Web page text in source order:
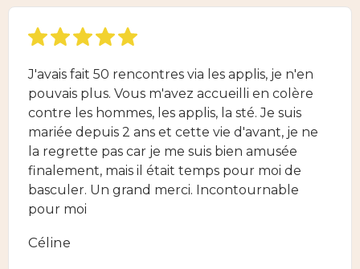
J'avais fait 50 rencontres via les applis, je n'en
pouvais plus. Vous m'avez accueilli en colère
contre les hommes, les applis, la sté. Je suis
mariée depuis 2 ans et cette vie d'avant, je ne
la regrette pas car je me suis bien amusée
finalement, mais il était temps pour moi de
basculer. Un grand merci. Incontournable
pour moi
Céline